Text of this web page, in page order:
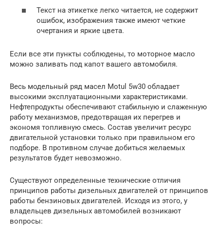
Текст на этикетке легко читается, не содержит
ошибок, изображения также имеют четкие
очертания и яркие цвета.
Если все эти пункты соблюдены, то моторное масло
можно заливать под капот вашего автомобиля.
Весь модельный ряд масел Motul 5w30 обладает
высокими эксплуатационными характеристиками.
Нефтепродукты обеспечивают стабильную и слаженную
работу механизмов, предотвращая их перегрев и
экономя топливную смесь. Состав увеличит ресурс
двигательной установки только при правильном его
подборе. В противном случае добиться желаемых
результатов будет невозможно.
Существуют определенные технические отличия
принципов работы дизельных двигателей от принципов
работы бензиновых двигателей. Исходя из этого, у
владельцев дизельных автомобилей возникают
вопросы: